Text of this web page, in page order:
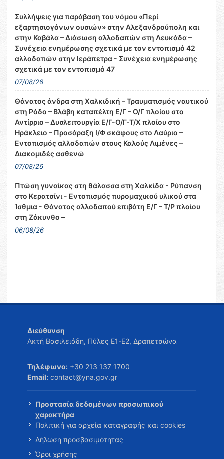
Συλλήψεις για παράβαση του νόμου «Περί
εξαρτησιογόνων ουσιών» στην Αλεξανδρούπολη και
στην Καβάλα – Διάσωση αλλοδαπών στη Λευκάδα –
Συνέχεια ενημέρωσης σχετικά με τον εντοπισμό 42
αλλοδαπών στην Ιεράπετρα - Συνέχεια ενημέρωσης
σχετικά με τον εντοπισμό 47
07/08/26
Θάνατος άνδρα στη Χαλκιδική – Τραυματισμός ναυτικού
στη Ρόδο – Βλάβη καταπέλτη Ε/Γ – Ο/Γ πλοίου στο
Αντίρριο – Δυσλειτουργία Ε/Γ-Ο/Γ-Τ/Χ πλοίου στο
Ηράκλειο – Προσάραξη Ι/Φ σκάφους στο Λαύριο –
Εντοπισμός αλλοδαπών στους Καλούς Λιμένες –
Διακομιδές ασθενώ
07/08/26
Πτώση γυναίκας στη θάλασσα στη Χαλκίδα - Ρύπανση
στο Κερατσίνι - Εντοπισμός πυρομαχικού υλικού στα
Ίσθμια - Θάνατος αλλοδαπού επιβάτη Ε/Γ – Τ/Ρ πλοίου
στη Ζάκυνθο –
06/08/26
Διεύθυνση
Ακτή Βασιλειάδη, Πύλες Ε1-Ε2, Δραπετσώνα
Τηλέφωνο: +30 213 137 1700
Email: contact@yna.gov.gr
Προστασία δεδομένων προσωπικού
χαρακτήρα
Πολιτική για αρχεία καταγραφής και cookies
Δήλωση προσβασιμότητας
Όροι χρήσης